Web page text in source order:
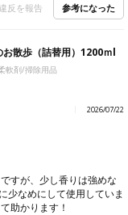
違反を報告 参考になった
散歩（詰替用）1200ｍl
軟剤/掃除用品
2026/07/22
すが、少し香りは強めな
少なめにして使用していま
助かります！